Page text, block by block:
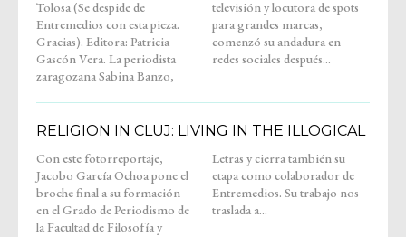
Tolosa (Se despide de
Entremedios con esta pieza.
Gracias). Editora: Patricia
Gascón Vera. La periodista
zaragozana Sabina Banzo,
televisión y locutora de spots
para grandes marcas,
comenzó su andadura en
redes sociales después...
RELIGION IN CLUJ: LIVING IN THE ILLOGICAL
Con este fotorreportaje,
Jacobo García Ochoa pone el
broche final a su formación
en el Grado de Periodismo de
la Facultad de Filosofía y
Letras y cierra también su
etapa como colaborador de
Entremedios. Su trabajo nos
traslada a...